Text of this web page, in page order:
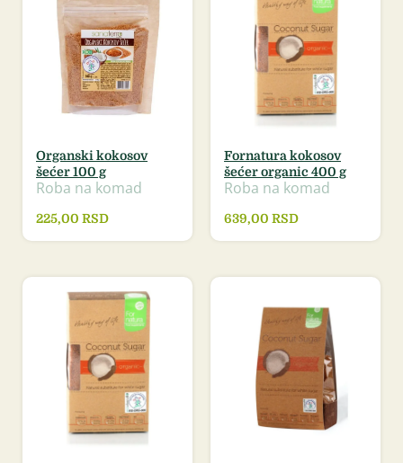
Organski kokosov
šećer 100 g
Roba na komad
225,00 RSD
Fornatura kokosov
šećer organic 400 g
Roba na komad
639,00 RSD